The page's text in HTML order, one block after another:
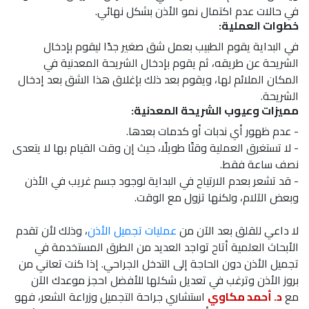
في حالات عدم اكتمال نمو الأذن بشكل نهائي.
خطوات العملية:
في البداية يقوم الطبيب بعمل شق صغير جدًا ليقوم بإدخال
الشريحة عن طريقه، ثم يقوم بإدخال الشريحة المعدنية في
المكان الملائم لها، ويقوم بعد ذلك بإغلاق هذا الشق بعد إدخال
الشريحة.
مميزات وعيوب الشريحة المعدنية:
- عدم ظهور أي ندبات أو كدمات بعدها.
- لا تستغرق العملية وقتًا طويلًا، حيث إن وقت القيام بها لا يتعدى
نصف ساعة فقط.
- قد تشعر بعدم الارتياح في البداية لوجود جسم غريب في الأذن
وبعض الآلام، ولكنها تزول مع الوقت.
لا داعي للقلق بعد الآن منعمليات تجميل الأذن، وذلك لأن تقدم
الأبحاث العلمية أتاح تواجد العديد من الطرق المستخدمة في
تجميل الأذن دون الحاجة إلى التدخل الجراحي. إذا كنت تعاني من
بروز الأذن وترغب في تعديل شكلها للأفضل احجز موعدك الآن
معد. أحمد مكاوي استشاري جراحة التجميل وزراعة الشعر، فهو